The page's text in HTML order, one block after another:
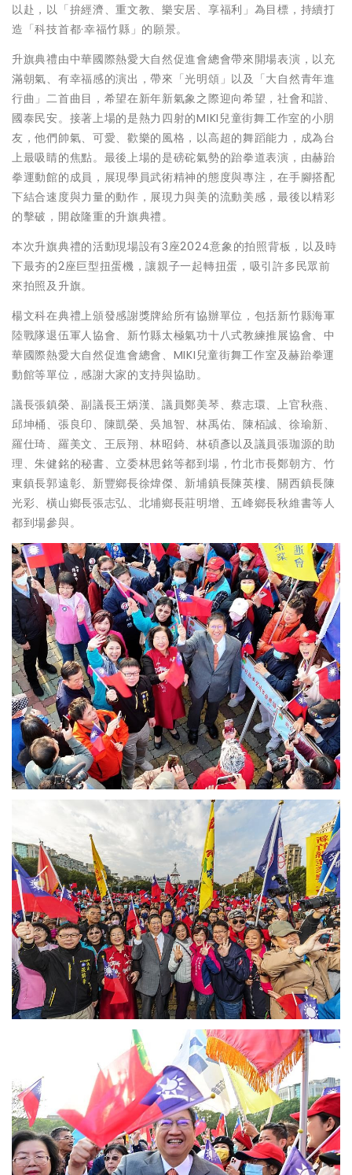
以赴，以「拚經濟、重文教、樂安居、享福利」為目標，持續打
造「科技首都·幸福竹縣」的願景。
升旗典禮由中華國際熱愛大自然促進會總會帶來開場表演，以充
滿朝氣、有幸福感的演出，帶來「光明頌」以及「大自然青年進
行曲」二首曲目，希望在新年新氣象之際迎向希望，社會和諧、
國泰民安。接著上場的是熱力四射的MIKI兒童街舞工作室的小朋
友，他們帥氣、可愛、歡樂的風格，以高超的舞蹈能力，成為台
上最吸睛的焦點。最後上場的是磅砣氣勢的跆拳道表演，由赫跆
拳運動館的成員，展現學員武術精神的態度與專注，在手腳搭配
下結合速度與力量的動作，展現力與美的流動美感，最後以精彩
的擊破，開啟隆重的升旗典禮。
本次升旗典禮的活動現場設有3座2024意象的拍照背板，以及時
下最夯的2座巨型扭蛋機，讓親子一起轉扭蛋，吸引許多民眾前
來拍照及升旗。
楊文科在典禮上頒發感謝獎牌給所有協辦單位，包括新竹縣海軍
陸戰隊退伍軍人協會、新竹縣太極氣功十八式教練推展協會、中
華國際熱愛大自然促進會總會、MIKI兒童街舞工作室及赫跆拳運
動館等單位，感謝大家的支持與協助。
議長張鎮榮、副議長王炳漢、議員鄭美琴、蔡志環、上官秋燕、
邱坤桶、張良印、陳凱榮、吳旭智、林禹佑、陳栢誠、徐瑜新、
羅仕琦、羅美文、王辰翔、林昭錡、林碩彥以及議員張珈源的助
理、朱健銘的秘書、立委林思銘等都到場，竹北市長鄭朝方、竹
東鎮長郭遠彰、新豐鄉長徐煒傑、新埔鎮長陳英樓、關西鎮長陳
光彩、橫山鄉長張志弘、北埔鄉長莊明增、五峰鄉長秋維書等人
都到場參與。